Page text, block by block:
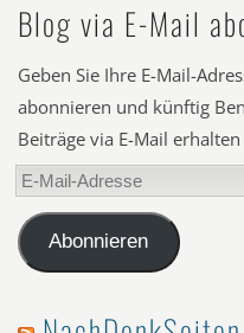
Blog via E-Mail
Geben Sie Ihre E-Mail-
abonnieren und künftig
Beiträge via E-Mail
E-
Mail-
AdresseAbonnieren